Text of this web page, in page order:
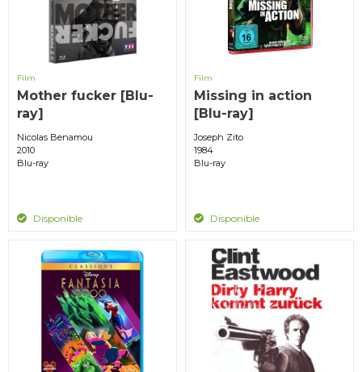
Film
Mother fucker [Blu-
ray]
Nicolas Benamou
2010
Blu-ray
Disponible
Film
Missing in action
[Blu-ray]
Joseph Zito
1984
Blu-ray
Disponible